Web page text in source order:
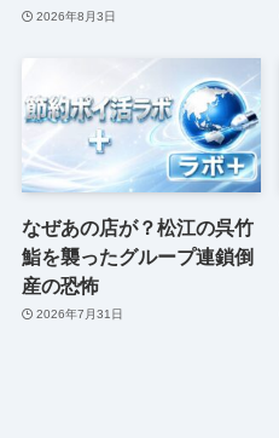
2026年8月3日
なぜあの店が？松江の呉竹
鮨を襲ったグループ連鎖倒
産の恐怖
2026年7月31日